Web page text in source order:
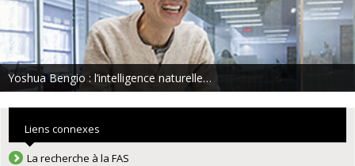
Yoshua Bengio : l’intelligence naturelle…
Liens connexes
La recherche à la FAS